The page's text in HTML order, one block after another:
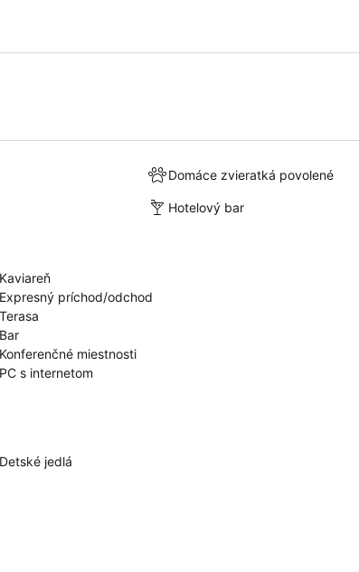
Domáce zvieratká povolené
Hotelový bar
Kaviareň
Expresný príchod/odchod
Terasa
Bar
Konferenčné miestnosti
PC s internetom
Detské jedlá